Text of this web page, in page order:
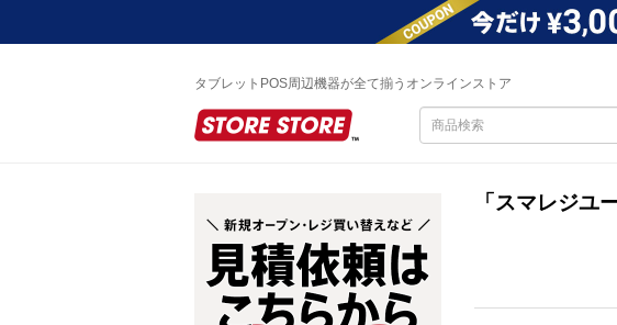
タブレットPOS周辺機器が全て揃うオンラインストア
「スマレジユ